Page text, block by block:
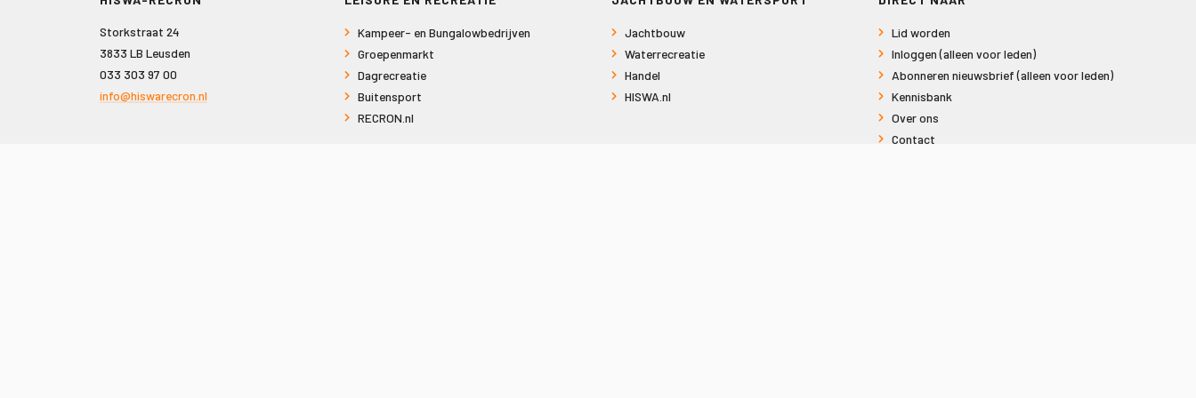
Storkstraat 24
3833 LB Leusden
033 303 97 00
info@hiswarecron.nl
Kampeer- en Bungalowbedrijven
Groepenmarkt
Dagrecreatie
Buitensport
RECRON.nl
Jachtbouw
Waterrecreatie
Handel
HISWA.nl
Lid worden
Inloggen (alleen voor leden)
Abonneren nieuwsbrief (alleen voor leden)
Kennisbank
Over ons
Contact